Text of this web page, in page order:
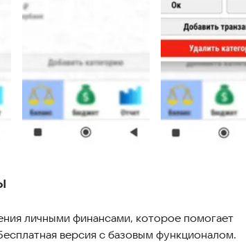
личными финансами, которое помогает
версия с базовым функционалом.